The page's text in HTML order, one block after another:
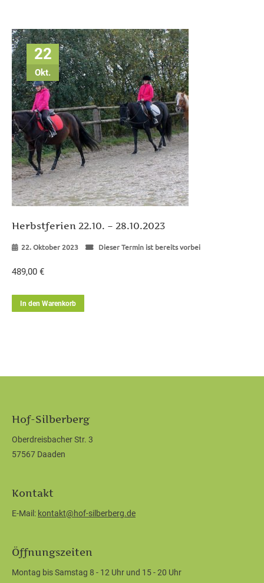
22
Okt.
Herbstferien 22.10. – 28.10.2023
22. Oktober 2023 Dieser Termin ist bereits vorbei
489,00 €
In den Warenkorb
Hof-Silberberg
Oberdreisbacher Str. 3
57567 Daaden
Kontakt
E-Mail: kontakt@hof-silberberg.de
Öffnungszeiten
Montag bis Samstag 8 - 12 Uhr und 15 - 20 Uhr